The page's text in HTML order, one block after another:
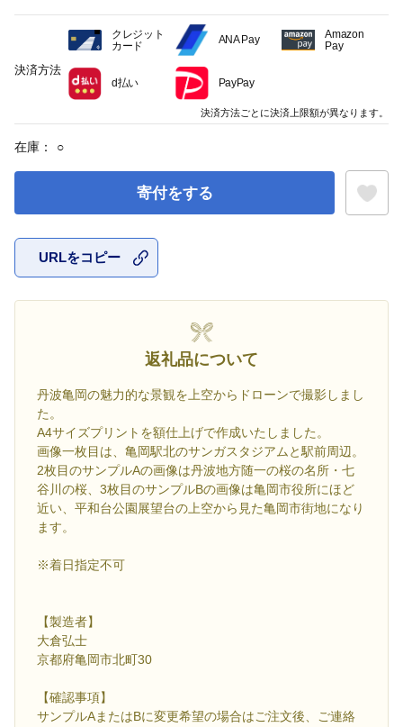
在庫： ○
寄付をする
URLをコピー
返礼品について
丹波亀岡の魅力的な景観を上空からドローンで撮影しまし
た。
A4サイズプリントを額仕上げで作成いたしました。
画像一枚目は、亀岡駅北のサンガスタジアムと駅前周辺。
2枚目のサンプルAの画像は丹波地方随一の桜の名所・七
谷川の桜、3枚目のサンプルBの画像は亀岡市役所にほど
近い、平和台公園展望台の上空から見た亀岡市街地になり
ます。
※着日指定不可
【製造者】
大倉弘士
京都府亀岡市北町30
【確認事項】
サンプルAまたはBに変更希望の場合はご注文後、ご連絡
決済方法
クレジット
カード
ANA Pay
Amazon
Pay
d払い PayPay
決済方法ごとに決済上限額が異なります。